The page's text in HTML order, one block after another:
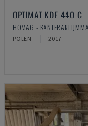
OPTIMAT KDF 440 C
HOMAG -
POLEN 2017